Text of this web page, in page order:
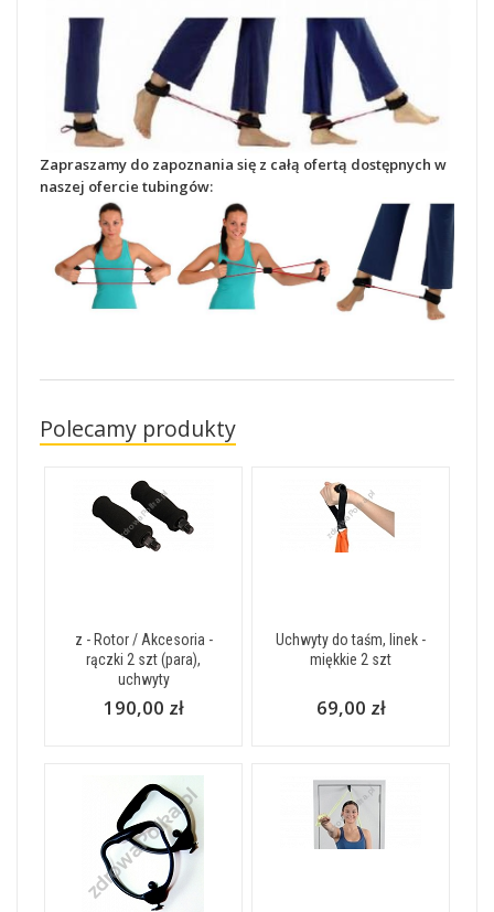
Zapraszamy do zapoznania się z całą ofertą dostępnych w
naszej ofercie tubingów:
Polecamy produkty
z - Rotor / Akcesoria -
rączki 2 szt (para),
uchwyty
190,00 zł
Uchwyty do taśm, linek -
miękkie 2 szt
69,00 zł